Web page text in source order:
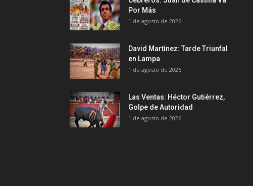
Por Más
1 de agosto de 2026
David Martínez: Tarde Triunfal
en Lampa
1 de agosto de 2026
Las Ventas: Héctor Gutiérrez,
Golpe de Autoridad
1 de agosto de 2026